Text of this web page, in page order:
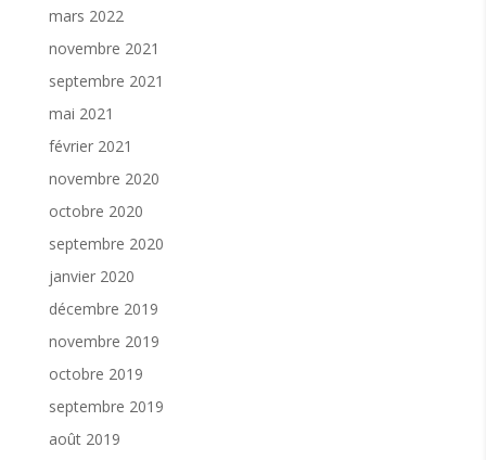
mars 2022
novembre 2021
septembre 2021
mai 2021
février 2021
novembre 2020
octobre 2020
septembre 2020
janvier 2020
décembre 2019
novembre 2019
octobre 2019
septembre 2019
août 2019